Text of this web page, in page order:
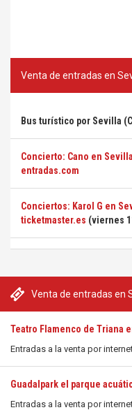
Venta de entradas en
Teatro Flamenco de Triana
Entradas a la venta por
Guadalpark el parque
Entradas a la venta por
Venta de entradas en
Bus turístico por Sevilla
Concierto: Cano en
entradas.com
Conciertos: Karol G en
ticketmaster.es (viernes